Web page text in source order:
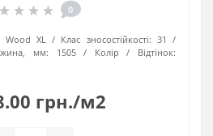
0
Wood XL Клас зносостійкості: 31
мм: 1505
Колір / Відтінок:
грн./м2